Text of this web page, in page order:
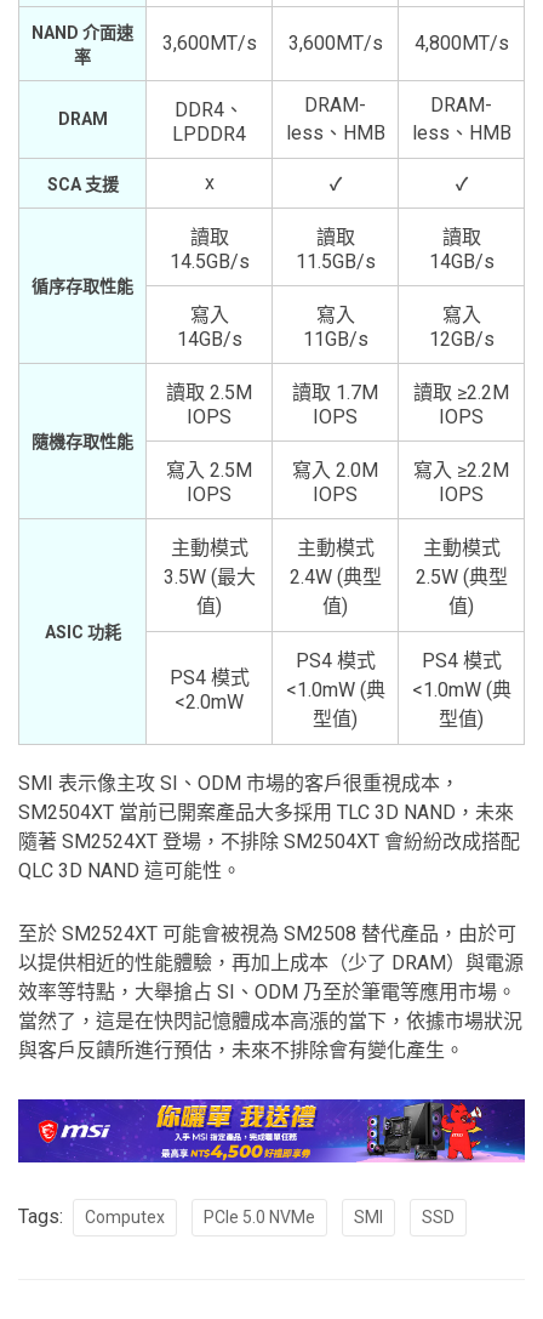
NAND 介面速
率
3,600MT/s 3,600MT/s 4,800MT/s
DRAM
DDR4、
LPDDR4
DRAM-
less、HMB
DRAM-
less、HMB
SCA 支援 x ✓ ✓
循序存取性能
讀取
14.5GB/s
讀取
11.5GB/s
讀取
14GB/s
寫入
14GB/s
寫入
11GB/s
寫入
12GB/s
隨機存取性能
讀取 2.5M
IOPS
讀取 1.7M
IOPS
讀取 ≥2.2M
IOPS
寫入 2.5M
IOPS
寫入 2.0M
IOPS
寫入 ≥2.2M
IOPS
ASIC 功耗
主動模式
3.5W (最大
值)
主動模式
2.4W (典型
值)
主動模式
2.5W (典型
值)
PS4 模式
<2.0mW
PS4 模式
<1.0mW (典
型值)
PS4 模式
<1.0mW (典
型值)
SMI 表示像主攻 SI、ODM 市場的客戶很重視成本，
SM2504XT 當前已開案產品大多採用 TLC 3D NAND，未來
隨著 SM2524XT 登場，不排除 SM2504XT 會紛紛改成搭配
QLC 3D NAND 這可能性。
至於 SM2524XT 可能會被視為 SM2508 替代產品，由於可
以提供相近的性能體驗，再加上成本（少了 DRAM）與電源
效率等特點，大舉搶占 SI、ODM 乃至於筆電等應用市場。
當然了，這是在快閃記憶體成本高漲的當下，依據市場狀況
與客戶反饋所進行預估，未來不排除會有變化產生。
Tags: Computex PCIe 5.0 NVMe SMI SSD